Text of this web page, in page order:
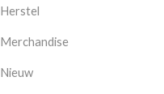
Herstel
Merchandise
Nieuw